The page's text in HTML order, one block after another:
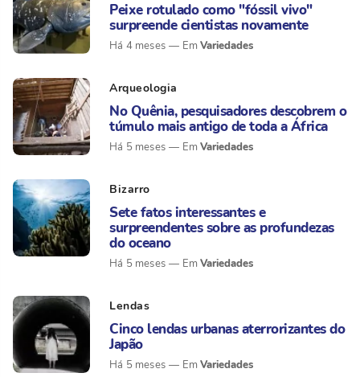
Peixe rotulado como "fóssil vivo"
surpreende cientistas novamente
Há 4 meses Variedades
Arqueologia
No Quênia, pesquisadores descobrem o
túmulo mais antigo de toda a África
Há 5 meses Variedades
Bizarro
Sete fatos interessantes e
surpreendentes sobre as profundezas
do oceano
Há 5 meses Variedades
Lendas
Cinco lendas urbanas aterrorizantes do
Japão
Há 5 meses Variedades